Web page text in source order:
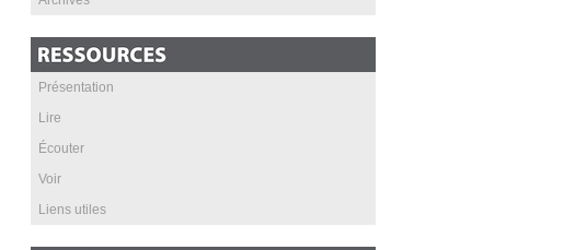
Présentation
Lire
Écouter
Voir
Liens utiles